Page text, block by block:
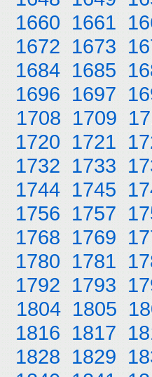
1660 1661
1672 1673
1684 1685
1696 1697
1708 1709
1720 1721
1732 1733
1744 1745
1756 1757
1768 1769
1780 1781
1792 1793
1804 1805
1816 1817
1828 1829